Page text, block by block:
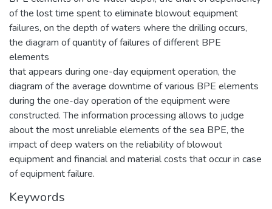
of the lost time spent to eliminate blowout equipment
failures, on the depth of waters where the drilling occurs,
the diagram of quantity of failures of different BPE
elements
that appears during one-day equipment operation, the
diagram of the average downtime of various BPE elements
during the one-day operation of the equipment were
constructed. The information processing allows to judge
about the most unreliable elements of the sea BPE, the
impact of deep waters on the reliability of blowout
equipment and financial and material costs that occur in case
of equipment failure.
Keywords